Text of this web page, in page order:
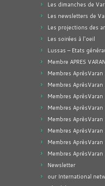
Les dimanches de
Les newsletters de
Les projections des
Les soirées à l'oeil
Lussas – Etats
Membre APRES
Membres
Membres
Membres
Membres
Membres
Membres
Membres
Membres
Newsletter
our International